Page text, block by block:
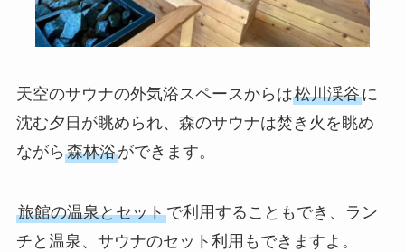
天空のサウナの外気浴スペースからは松川渓谷に
沈む夕日が眺められ、森のサウナは焚き火を眺め
ながら 森林浴ができます。
旅館の温泉とセットで利用することもでき、ラン
チと温泉、サウナのセット利用もできますよ。